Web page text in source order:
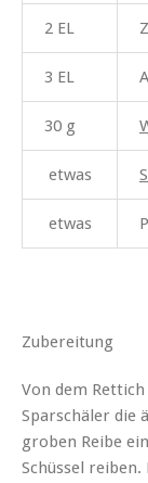
2 EL
3 EL
30 g
etwas
etwas
Zubereitung
Von dem
Sparschäler die
groben Reibe
Schüssel